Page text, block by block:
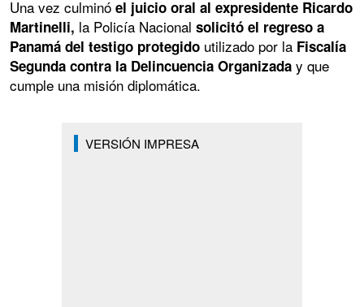
Una vez culminó el juicio oral al expresidente Ricardo
Martinelli, la Policía Nacional solicitó el regreso a
Panamá del testigo protegido utilizado por la Fiscalía
Segunda contra la Delincuencia Organizada y que
cumple una misión diplomática.
VERSIÓN IMPRESA